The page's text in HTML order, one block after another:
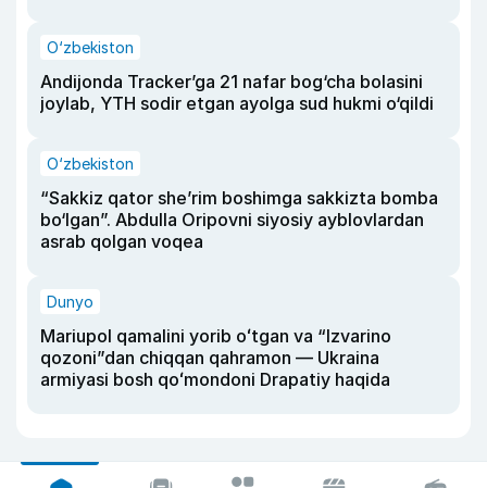
O‘zbekiston
Andijonda Tracker’ga 21 nafar bog‘cha bolasini
joylab, YTH sodir etgan ayolga sud hukmi o‘qildi
O‘zbekiston
“Sakkiz qator she’rim boshimga sakkizta bomba
bo‘lgan”. Abdulla Oripovni siyosiy ayblovlardan
asrab qolgan voqea
Dunyo
Mariupol qamalini yorib oʻtgan va “Izvarino
qozoni”dan chiqqan qahramon — Ukraina
armiyasi bosh qoʻmondoni Drapatiy haqida